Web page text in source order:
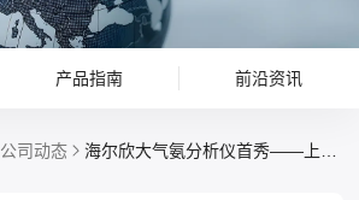
产品指南 前沿资讯
公司动态 海尔欣大气氨分析仪首秀——上海环科院